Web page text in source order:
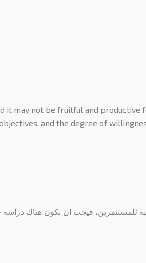
it may not be fruitful and
and the degree of
للمستثمرين، فيجب ان تكون هناك دراسة